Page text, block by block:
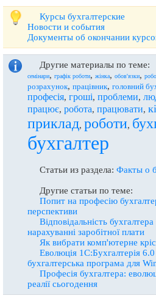
Курсы бухгалтерские
Новости и события
Документы об окончании
Другие материалы по теме:
семінари, графік роботи, жінка, обов'язки,
розрахунок, працівник, головний
професія, гроші, проблеми,
працює, робота, працювати,
приклад, роботи,
бухгалтер
Статьи из раздела: Факты о
Другие статьи по теме:
Попит на професію
перспективи
Відповідальність
нарахуванні заробітної плати
Як вибрати комп'ютерне
Еволюція 1С:Бухгалтерія
бухгалтерська програма для
Професія бухгалтера:
реалії сьогодення